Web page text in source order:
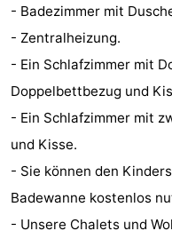
tun
Museen
-
Galerien
Denkmäler
-
Kirchen
-
Leuchtturme
-
Aussichtspunkte
Attraktionen
- Badezimmer mit
- Zentralheizung.
- Ein Schlafzimmer mit
Doppelbettbezug und
- Ein Schlafzimmer mit
und Kisse.
- Sie können den
Badewanne kostenlos
- Unsere Chalets und